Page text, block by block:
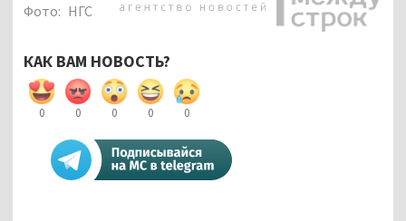
Фото: НГС
КАК ВАМ НОВОСТЬ?
0 0 0 0 0